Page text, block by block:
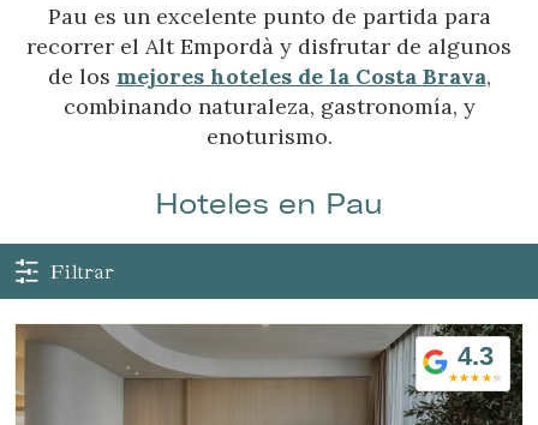
Pau es un excelente punto de partida para
recorrer el Alt Empordà y disfrutar de algunos
de los mejores hoteles de la Costa Brava,
combinando naturaleza, gastronomía, y
enoturismo.
Hoteles en Pau
Filtrar
4.3